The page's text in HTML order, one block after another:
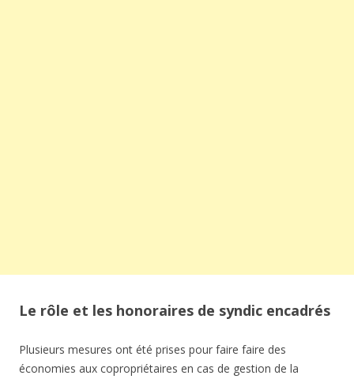
Le rôle et les honoraires de syndic encadrés
Plusieurs mesures ont été prises pour faire faire des
économies aux copropriétaires en cas de gestion de la